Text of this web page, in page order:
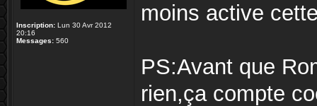
Inscription: Lun 30 Avr 2012
20:16
Messages: 560
moins active
PS:Avant que
rien,ça compte